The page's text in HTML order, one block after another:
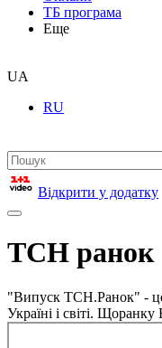
ТБ програма
Еще
UA
RU
Відкрити у додатку
ТСН ранок
"Випуск ТСН.Ранок" - це
Україні і світі.